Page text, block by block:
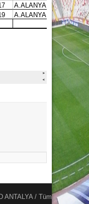
ANTALYA / Tüm